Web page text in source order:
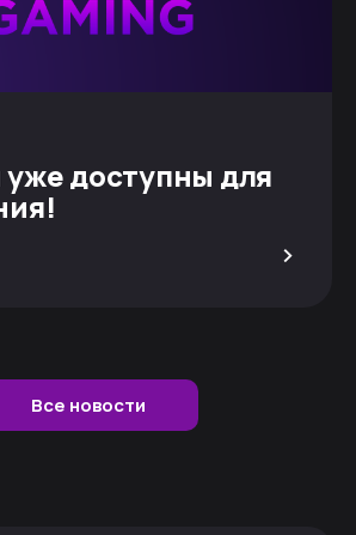
доступны для
>
Все новости